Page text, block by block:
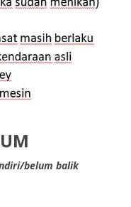
belum balik